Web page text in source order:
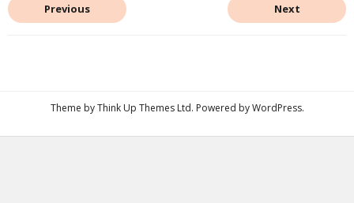
Previous Next
Theme byThink Up Themes Ltd. Powered byWordPress.